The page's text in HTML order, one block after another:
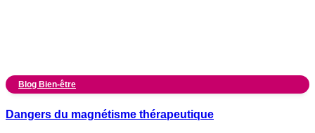
Blog Bien-être
Dangers du magnétisme thérapeutique